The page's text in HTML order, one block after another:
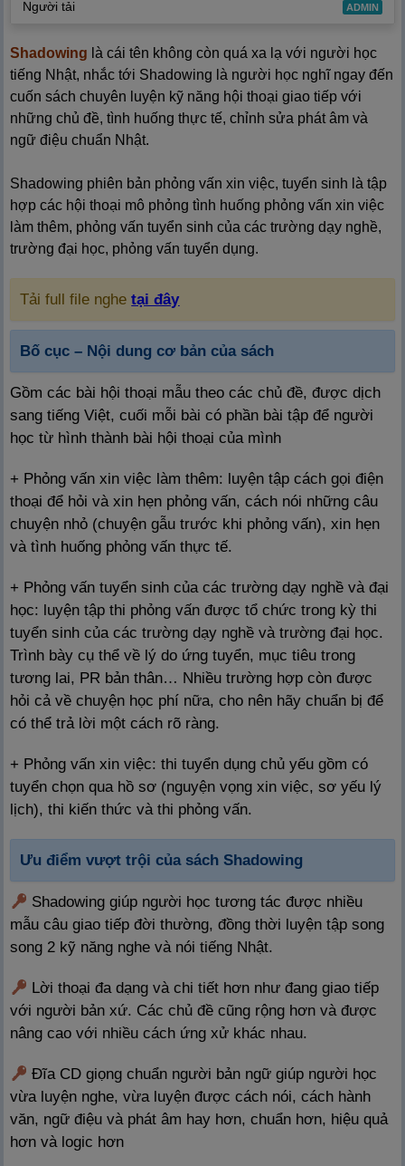
Người tải ADMIN
Shadowing là cái tên không còn quá xa lạ với người học
tiếng Nhật, nhắc tới Shadowing là người học nghĩ ngay đến
cuốn sách chuyên luyện kỹ năng hội thoại giao tiếp với
những chủ đề, tình huống thực tế, chỉnh sửa phát âm và
ngữ điệu chuẩn Nhật.
Shadowing phiên bản phỏng vấn xin việc, tuyển sinh là tập
hợp các hội thoại mô phỏng tình huống phỏng vấn xin việc
làm thêm, phỏng vấn tuyển sinh của các trường dạy nghề,
trường đại học, phỏng vấn tuyển dụng.
Tải full file nghetại đây
Bố cục – Nội dung cơ bản của sách
Gồm các bài hội thoại mẫu theo các chủ đề, được dịch
sang tiếng Việt, cuối mỗi bài có phần bài tập để người
học từ hình thành bài hội thoại của mình
+ Phỏng vấn xin việc làm thêm: luyện tập cách gọi điện
thoại để hỏi và xin hẹn phỏng vấn, cách nói những câu
chuyện nhỏ (chuyện gẫu trước khi phỏng vấn), xin hẹn
và tình huống phỏng vấn thực tế.
+ Phỏng vấn tuyển sinh của các trường dạy nghề và đại
học: luyện tập thi phỏng vấn được tổ chức trong kỳ thi
tuyển sinh của các trường dạy nghề và trường đại học.
Trình bày cụ thể về lý do ứng tuyển, mục tiêu trong
tương lai, PR bản thân… Nhiều trường hợp còn được
hỏi cả về chuyện học phí nữa, cho nên hãy chuẩn bị để
có thể trả lời một cách rõ ràng.
+ Phỏng vấn xin việc: thi tuyển dụng chủ yếu gồm có
tuyển chọn qua hồ sơ (nguyện vọng xin việc, sơ yếu lý
lịch), thi kiến thức và thi phỏng vấn.
Ưu điểm vượt trội của sách Shadowing
Shadowing giúp người học tương tác được nhiều
mẫu câu giao tiếp đời thường, đồng thời luyện tập song
song 2 kỹ năng nghe và nói tiếng Nhật.
Lời thoại đa dạng và chi tiết hơn như đang giao tiếp
với người bản xứ. Các chủ đề cũng rộng hơn và được
nâng cao với nhiều cách ứng xử khác nhau.
Đĩa CD giọng chuẩn người bản ngữ giúp người học
vừa luyện nghe, vừa luyện được cách nói, cách hành
văn, ngữ điệu và phát âm hay hơn, chuẩn hơn, hiệu quả
hơn và logic hơn